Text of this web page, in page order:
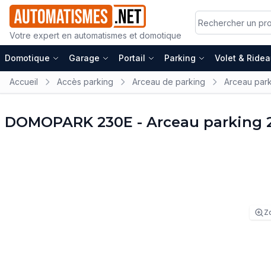
Votre expert en automatismes et domotique
Domotique Garage Portail Parking Volet &
Accueil Accès parking Arceau de parking Arceau
DOMOPARK 230E - Arceau parking